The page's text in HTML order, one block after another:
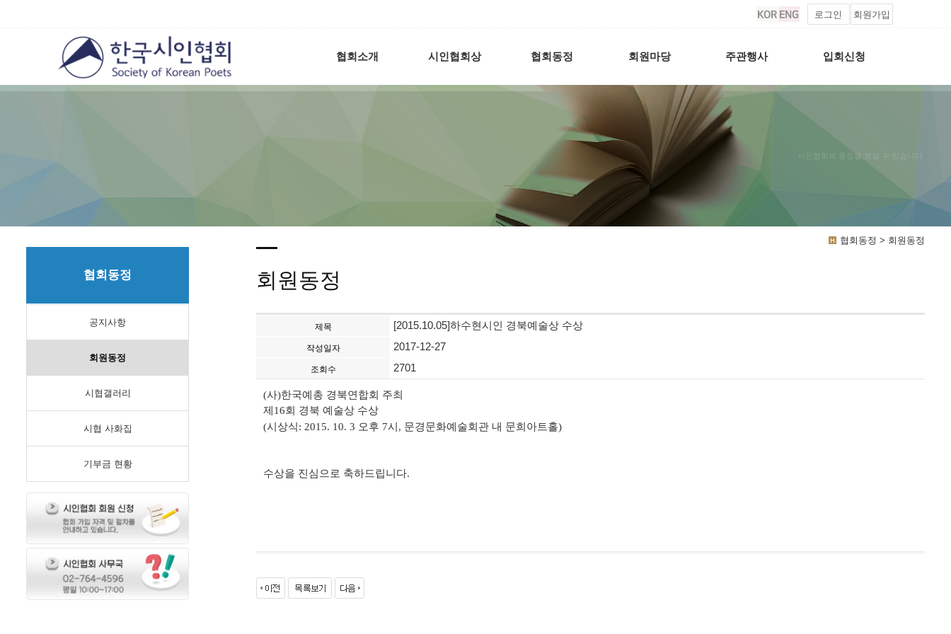
로그인 회원가입
협회소개 시인협회상 협회동정 회원마당 주관행사 입회신청
시인협회의 동정을 보실 수 있습니다.
협회동정 > 회원동정
협회동정
공지사항
회원동정
시협갤러리
시협 사화집
기부금 현황
회원동정
제목 [2015.10.05]하수현시인 경북예술상 수상
작성일자 2017-12-27
조회수 2701
(사)한국예총 경북연합회 주최
제16회 경북 예술상 수상​
(시상식: 2015. 10. 3 오후 7시, 문경문화예술회관 내 문희아트홀)​
수상을 진심으로 축하드립니다.